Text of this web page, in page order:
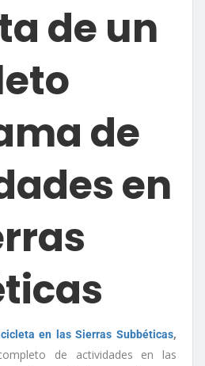
de un
de
en
en las Sierras Subbéticas,
de actividades en las